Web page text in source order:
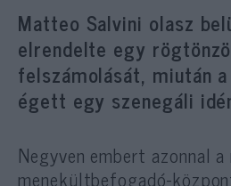
Matteo Salvini olasz
elrendelte egy
felszámolását, miután
égett egy szenegáli
Negyven embert azonnal
menekültbefogadó-